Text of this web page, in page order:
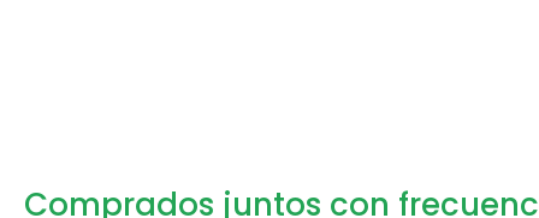
Comprados juntos con